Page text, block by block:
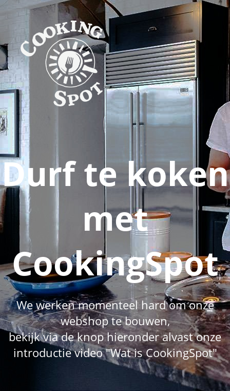
Durf te koken
met
CookingSpot
We werken momenteel hard om onze
webshop te bouwen,
bekijk via de knop hieronder alvast onze
introductie video "Wat is CookingSpot"